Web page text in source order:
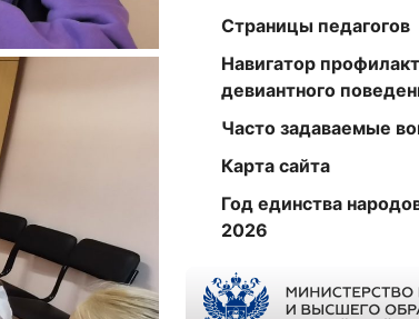
Страницы педагогов
Навигатор
девиантного
Часто задаваемые
Карта сайта
Год единства
2026